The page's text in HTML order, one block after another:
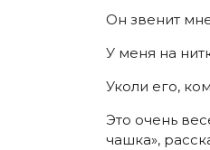
Он звенит
У меня на
Уколи его,
Это очень
чашка»,